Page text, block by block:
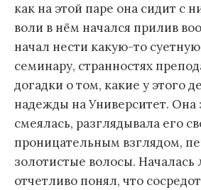
как на этой паре она сидит с
воли в нём начался прилив
начал нести какую-то
семинару, странностях
догадки о том, какие у этого
надежды на Университет. Она
смеялась, разглядывала его
проницательным взглядом,
золотистые волосы. Началась
отчетливо понял, что